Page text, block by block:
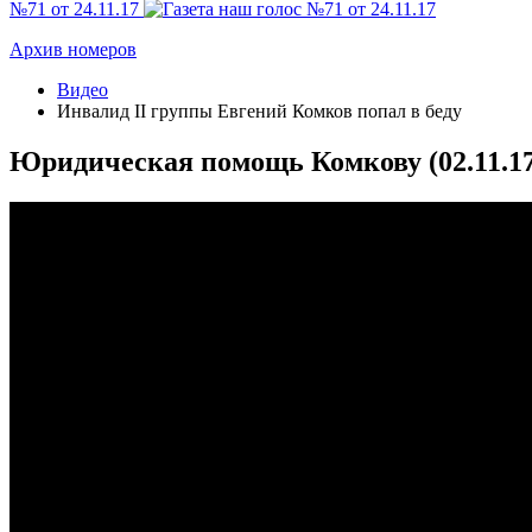
№71 от 24.11.17
Архив номеров
Видео
Инвалид II группы Евгений Комков попал в беду
Юридическая помощь Комкову